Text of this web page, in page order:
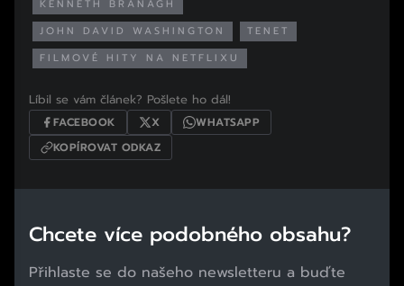
KENNETH BRANAGH
JOHN DAVID WASHINGTON
TENET
FILMOVÉ HITY NA NETFLIXU
Líbil se vám článek? Pošlete ho dál!
FACEBOOK X
WHATSAPP
KOPÍROVAT ODKAZ
Chcete více podobného obsahu?
Přihlaste se do našeho newsletteru a buďte